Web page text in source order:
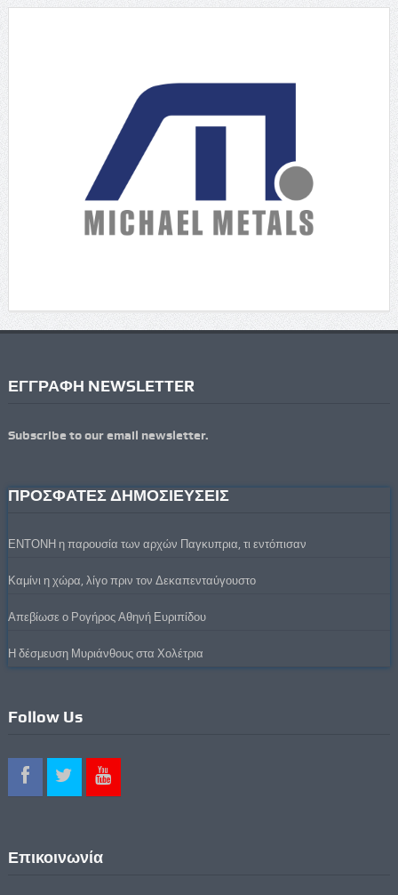
ΕΓΓΡΑΦΗ NEWSLETTER
Subscribe to our email newsletter.
ΠΡΟΣΦΑΤΕΣ ΔΗΜΟΣΙΕΥΣΕΙΣ
ΕΝΤΟΝΗ η παρουσία των αρχών Παγκυπρια, τι εντόπισαν
Καμίνι η χώρα, λίγο πριν τον Δεκαπενταύγουστο
Απεβίωσε ο Ρογήρος Αθηνή Ευριπίδου
Η δέσμευση Μυριάνθους στα Χολέτρια
Follow Us
Επικοινωνία